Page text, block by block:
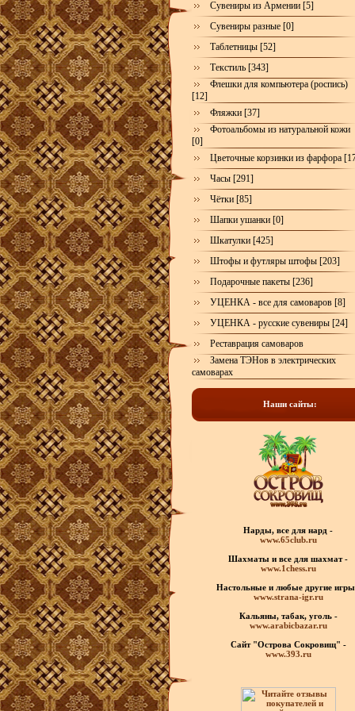
Сувениры из Армении [5]
Сувениры разные [0]
Таблетницы [52]
Текстиль [343]
Флешки для компьютера (роспись)
[12]
Фляжки [37]
Фотоальбомы из натуральной кожи
[0]
Цветочные корзинки из фарфора
Часы [291]
Чётки [85]
Шапки ушанки [0]
Шкатулки [425]
Штофы и футляры штофы [203]
Подарочные пакеты [236]
УЦЕНКА - все для самоваров [8]
УЦЕНКА - русские сувениры [24]
Реставрация самоваров
Замена ТЭНов в электрических
самоварах
Наши сайты:
Нарды, все для нард -
www.65club.ru
Шахматы и все для шахмат -
www.1chess.ru
Настольные и любые другие
www.strana-igr.ru
Кальяны, табак, уголь -
www.arabicbazar.ru
Сайт "Острова Сокровищ" -
www.393.ru